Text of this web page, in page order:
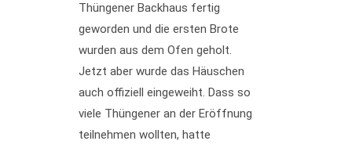
Thüngener Backhaus fertig
geworden und die ersten Brote
wurden aus dem Ofen geholt.
Jetzt aber wurde das Häuschen
auch offiziell eingeweiht. Dass so
viele Thüngener an der Eröffnung
teilnehmen wollten, hatte